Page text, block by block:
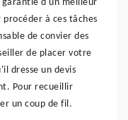
garantie d'un meilleur
à ces tâches
de convier des
de placer votre
dresse un devis
Pour recueillir
un coup de fil.